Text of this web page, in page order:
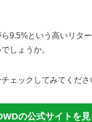
9.5%という高いリタ
しょうか。
ェックしてみてくださ
の公式サイトを見